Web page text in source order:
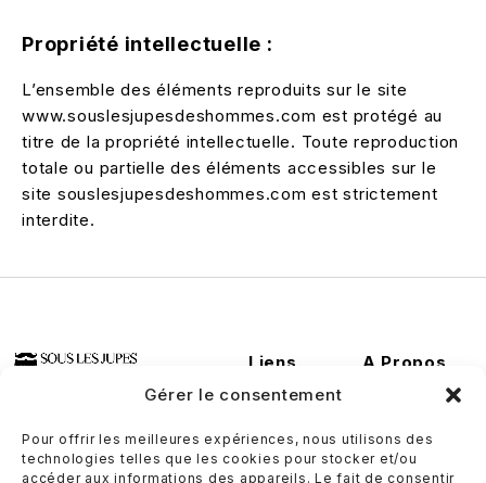
Gérer le consentement
Pour offrir les meilleures expériences, nous utilisons des
technologies telles que les cookies pour stocker et/ou
accéder aux informations des appareils. Le fait de consentir
Propriété intellectuelle :
L’ensemble des éléments reproduits sur le site
www.souslesjupesdeshommes.com est protégé au
titre de la propriété intellectuelle. Toute reproduction
totale ou partielle des éléments accessibles sur le
site souslesjupesdeshommes.com est strictement
interdite.
Liens
Contactez-
Où nous
A Propos
générales de
ventes
Politique de